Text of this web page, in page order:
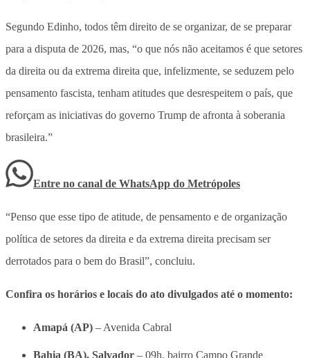
Segundo Edinho, todos têm direito de se organizar, de se preparar
para a disputa de 2026, mas, “o que nós não aceitamos é que setores
da direita ou da extrema direita que, infelizmente, se seduzem pelo
pensamento fascista, tenham atitudes que desrespeitem o país, que
reforçam as iniciativas do governo Trump de afronta à soberania
brasileira.”
Entre no canal de WhatsApp do Metrópoles
“Penso que esse tipo de atitude, de pensamento e de organização
política de setores da direita e da extrema direita precisam ser
derrotados para o bem do Brasil”, concluiu.
Confira os horários e locais do ato divulgados até o momento:
Amapá (AP) – Avenida Cabral
Bahia (BA), Salvador – 09h, bairro Campo Grande